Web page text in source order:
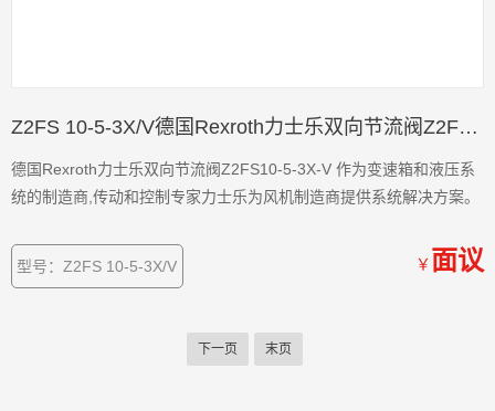
Z2FS 10-5-3X/V德国Rexroth力士乐双向节流阀Z2FS10-5-3X-V
德国Rexroth力士乐双向节流阀Z2FS10-5-3X-V 作为变速箱和液压系
统的制造商,传动和控制专家力士乐为风机制造商提供系统解决方案。
型号：Z2FS 10-5-3X/V ￥ 面议
下一页 末页